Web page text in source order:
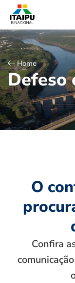
Home
Defeso
O
Confira